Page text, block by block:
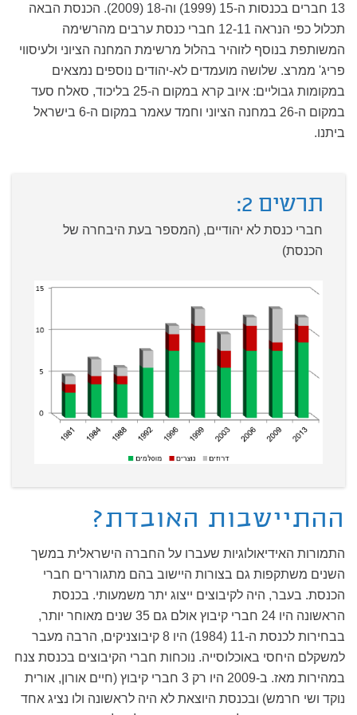
13 חברים בכנסות ה-15 (1999) וה-18 (2009). הכנסת הבאה
תכלול כפי הנראה 12-11 חברי כנסת ערבים מהרשימה
המשותפת בנוסף לזוהיר בהלול מרשימת המחנה הציוני ולעיסווי
פריג' ממרצ. שלושה מועמדים לא-יהודים נוספים נמצאים
במקומות גבוליים: איוב קרא במקום ה-25 בליכוד, סאלח סעד
במקום ה-26 במחנה הציוני וחמד עאמר במקום ה-6 בישראל
ביתנו.
תרשים 2:
חברי כנסת לא יהודיים, (המספר בעת היבחרה של
הכנסת)
ההתיישבות האובדת?
התמורות האידיאולוגיות שעברו על החברה הישראלית במשך
השנים משתקפות גם בצורות היישוב בהם מתגוררים חברי
הכנסת. בעבר, היה לקיבוצים ייצוג יתר משמעותי. בכנסת
הראשונה היו 24 חברי קיבוץ אולם גם 35 שנים מאוחר יותר,
בבחירות לכנסת ה-11 (1984) היו 8 קיבוצניקים, הרבה מעבר
למשקלם היחסי באוכלוסייה. נוכחות חברי הקיבוצים בכנסת צנח
במהירות מאז. ב-2009 היו רק 3 חברי קיבוץ (חיים אורון, אורית
נוקד ושי חרמש) ובכנסת היוצאת לא היה לראשונה ולו נציג אחד